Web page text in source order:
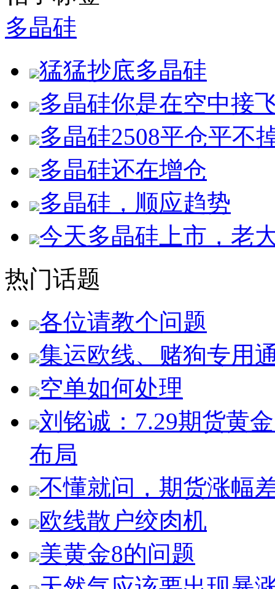
多晶硅
猛猛抄底多晶硅
多晶硅你是在空中接
多晶硅2508平仓平不
多晶硅还在增仓
多晶硅，顺应趋势
今天多晶硅上市，老
热门话题
各位请教个问题
集运欧线、赌狗专用
空单如何处理
刘铭诚：7.29期货黄
布局
不懂就问，期货涨幅
欧线散户绞肉机
美黄金8的问题